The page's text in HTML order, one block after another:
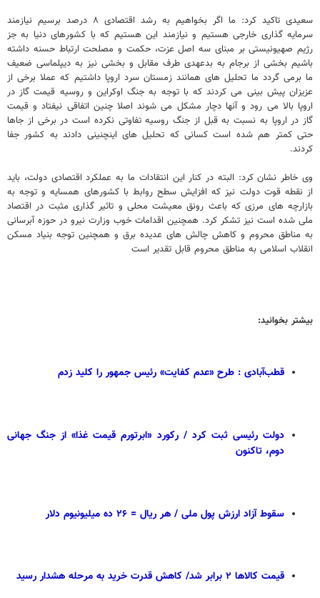
سعیدی تاکید کرد: ما اگر بخواهیم به رشد اقتصادی ۸ درصد برسیم نیازمند
سرمایه گذاری خارجی هستیم و نیازمند این هستیم که با کشورهای دنیا به جز
رژیم صهیونیستی بر مبنای سه اصل عزت، حکمت و مصلحت ارتباط حسنه داشته
باشیم بخشی از برجام به بدعهدی طرف مقابل و بخشی نیز به دیپلماسی ضعیف
ما برمی گردد ما تحلیل های همانند زمستان سرد اروپا داشتیم که عملا برخی از
عزیزان پیش بینی می کردند که با توجه به جنگ اوکراین و روسیه قیمت گاز در
اروپا بالا می رود و آنها دچار مشکل می شوند اصلا چنین اتفاقی نیفتاد و قیمت
گاز در اروپا به نسبت به قبل از جنگ روسیه تفاوتی نکرده است در برخی از جاها
حتی کمتر هم شده است کسانی که تحلیل های اینچنینی دادند به کشور جفا
کردند.
وی خاطر نشان کرد: البته در کنار این انتقادات ما به عملکرد اقتصادی دولت، باید
از نقطه قوت دولت نیز که افزایش سطح روابط با کشورهای همسایه و توجه به
بازارچه های مرزی که باعث رونق معیشت محلی و تاثیر گذاری مثبت در اقتصاد
ملی شده است نیز تشکر کرد. همچنین اقدامات خوب وزارت نیرو در حوزه آبرسانی
به مناطق محروم و کاهش چالش های عدیده برق و همچنین توجه بنیاد مسکن
انقلاب اسلامی به مناطق محروم قابل تقدیر است
بیشتر بخوانید:
قطب‌آبادی : طرح «عدم کفایت» رئیس جمهور را کلید زدم
دولت رئیسی ثبت کرد / رکورد «ابرتورم قیمت غذا» از جنگ جهانی
دوم، تاکنون
سقوط آزاد ارزش پول ملی / هر ریال = ۲۶ ده میلیونیوم دلار
قیمت کالاها ۲ برابر شد/ کاهش قدرت خرید به مرحله هشدار رسید